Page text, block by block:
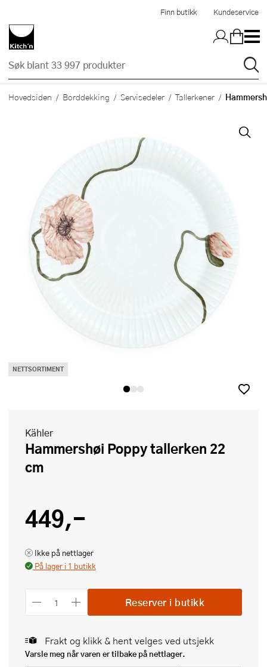
Finn butikk Kundeservice
Hovedsiden Borddekking Servisedeler Tallerkener
NETTSORTIMENT
Kähler
Hammershøi Poppy tallerken 22
cm
449,-
Ikke på nettlager
På lager i 1 butikk
Reserver i butikk
Frakt og klikk & hent velges ved utsjekk
Varsle meg når varen er tilbake på nettlager.